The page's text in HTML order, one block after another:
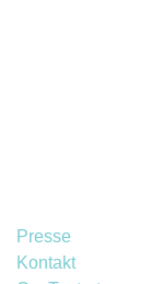
Presse
Kontakt